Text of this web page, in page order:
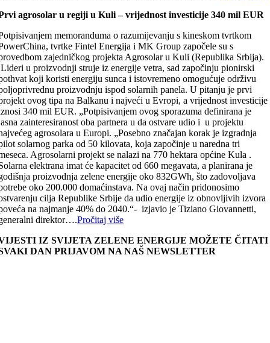
agrosolar u regiji u Kuli – vrijednost investicije 340 mil EUR
memoranduma o razumijevanju s kineskom tvrtkom
tvrtke Fintel Energija i MK Group započele su s
zajedničkog projekta Agrosolar u Kuli (Republika Srbija).
u proizvodnji struje iz energije vetra, sad započinju pionirski
koji koristi energiju sunca i istovremeno omogućuje održivu
proizvodnju ispod solarnih panela. U pitanju je prvi
ovog tipa na Balkanu i najveći u Evropi, a vrijednost investicije
340 mil EUR. „Potpisivanjem ovog sporazuma definirana je
zainteresiranost oba partnera u da ostvare udio i u projektu
agrosolara u Europi. „Posebno značajan korak je izgradnja
solarnog parka od 50 kilovata, koja započinje u naredna tri
Agrosolarni projekt se nalazi na 770 hektara općine Kula .
elektrana imat će kapacitet od 660 megavata, a planirana je
proizvodnja zelene energije oko 832GWh, što zadovoljava
oko 200.000 domaćinstava. Na ovaj način pridonosimo
cilja Republike Srbije da udio energije iz obnovljivih izvora
na najmanje 40% do 2040.“- izjavio je Tiziano Giovannetti,
direktor….Pročitaj više
IZ SVIJETA ZELENE ENERGIJE MOŽETE ČITATI
DAN PRIJAVOM NA NAŠ NEWSLETTER